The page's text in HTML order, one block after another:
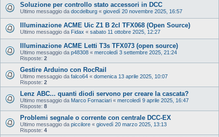
Soluzione per controllo stato accessori in DCC
Ultimo messaggio da docdelburg « giovedì 20 novembre 2025, 16:57
Illuminazione ACME Uic Z1 B 2cl TFX068 (Open Source)
Ultimo messaggio da Fidax « sabato 11 ottobre 2025, 12:27
Illuminazione ACME Letti T3s TFX073 (open source)
Ultimo messaggio da p48308 « mercoledì 3 settembre 2025, 21:24
Risposte: 2
Gestire Arduino con RocRail
Ultimo messaggio da falco64 « domenica 13 aprile 2025, 10:07
Risposte: 2
Lenz ABC... quanti diodi servono per creare la cascata?
Ultimo messaggio da Marco Fornaciari « mercoledì 9 aprile 2025, 16:47
Risposte: 8
Problemi segnale o corrente con centrale DCC-EX
Ultimo messaggio da piccilore « giovedì 20 marzo 2025, 13:13
Risposte: 4